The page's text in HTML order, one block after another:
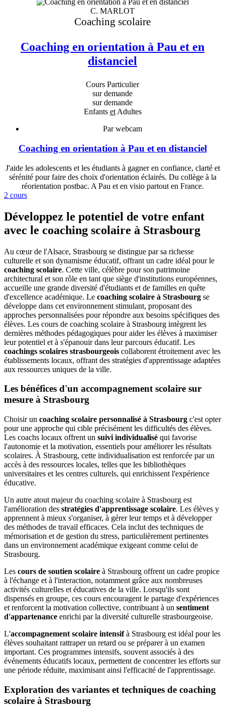
C. MARLOT
Coaching scolaire
Coaching en orientation à Pau et en
distanciel
Cours Particulier
sur demande
sur demande
Enfants etAdultes
Par webcam
Coaching en orientation à Pau et en distanciel
J'aide les adolescents et les étudiants à gagner en confiance, clarté et
sérénité pour faire des choix d'orientation éclairés. Du collège à la
réorientation postbac. A Pau et en visio partout en France.
2 cours
Développez le potentiel de votre enfant
avec le coaching scolaire à Strasbourg
Au cœur de l'Alsace, Strasbourg se distingue par sa richesse
culturelle et son dynamisme éducatif, offrant un cadre idéal pour le
coaching scolaire. Cette ville, célèbre pour son patrimoine
architectural et son rôle en tant que siège d'institutions européennes,
accueille une grande diversité d'étudiants et de familles en quête
d'excellence académique. Le coaching scolaire à Strasbourg se
développe dans cet environnement stimulant, proposant des
approches personnalisées pour répondre aux besoins spécifiques des
élèves. Les cours de coaching scolaire à Strasbourg intègrent les
dernières méthodes pédagogiques pour aider les élèves à maximiser
leur potentiel et à s'épanouir dans leur parcours éducatif. Les
coachings scolaires strasbourgeois collaborent étroitement avec les
établissements locaux, offrant des stratégies d'apprentissage adaptées
aux ressources uniques de la ville.
Les bénéfices d'un accompagnement scolaire sur
mesure à Strasbourg
Choisir un coaching scolaire personnalisé à Strasbourg c'est opter
pour une approche qui cible précisément les difficultés des élèves.
Les coachs locaux offrent un suivi individualisé qui favorise
l'autonomie et la motivation, essentiels pour améliorer les résultats
scolaires. À Strasbourg, cette individualisation est renforcée par un
accès à des ressources locales, telles que les bibliothèques
universitaires et les centres culturels, qui enrichissent l'expérience
éducative.
Un autre atout majeur du coaching scolaire à Strasbourg est
l'amélioration des stratégies d'apprentissage scolaire. Les élèves y
apprennent à mieux s'organiser, à gérer leur temps et à développer
des méthodes de travail efficaces. Cela inclut des techniques de
mémorisation et de gestion du stress, particulièrement pertinentes
dans un environnement académique exigeant comme celui de
Strasbourg.
Les cours de soutien scolaire à Strasbourg offrent un cadre propice
à l'échange et à l'interaction, notamment grâce aux nombreuses
activités culturelles et éducatives de la ville. Lorsqu'ils sont
dispensés en groupe, ces cours encouragent le partage d'expériences
et renforcent la motivation collective, contribuant à un sentiment
d'appartenance enrichi par la diversité culturelle strasbourgeoise.
L'accompagnement scolaire intensifà Strasbourg est idéal pour les
élèves souhaitant rattraper un retard ou se préparer à un examen
important. Ces programmes intensifs, souvent associés à des
événements éducatifs locaux, permettent de concentrer les efforts sur
une période réduite, maximisant ainsi l'efficacité de l'apprentissage.
Exploration des variantes et techniques de coaching
scolaire à Strasbourg